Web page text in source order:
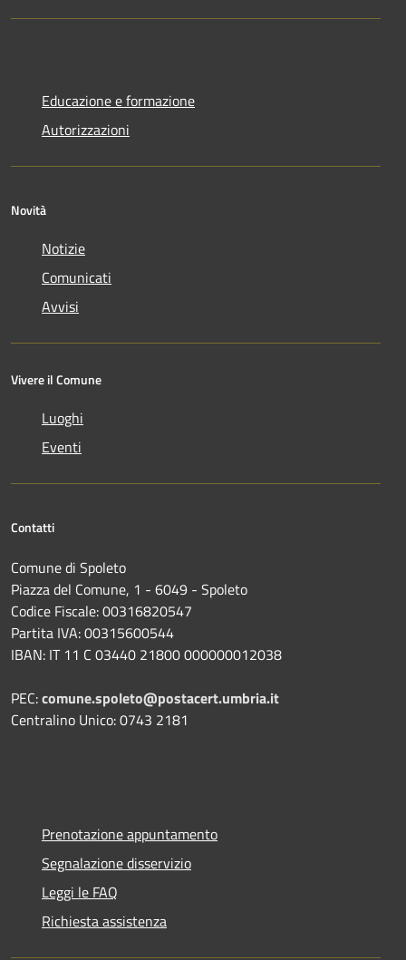
Educazione e formazione
Autorizzazioni
Novità
Notizie
Comunicati
Avvisi
Vivere il Comune
Luoghi
Eventi
Contatti
Comune di Spoleto
Piazza del Comune, 1 - 6049 - Spoleto
Codice Fiscale: 00316820547
Partita IVA: 00315600544
IBAN: IT 11 C 03440 21800 000000012038
PEC:comune.spoleto@postacert.umbria.it
Centralino Unico: 0743 2181
Prenotazione appuntamento
Segnalazione disservizio
Leggi le FAQ
Richiesta assistenza